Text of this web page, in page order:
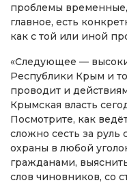
проблемы
главное, есть
как с той или иной
«Следующее —
Республики Крым и
проводит и
Крымская власть
Посмотрите, как
сложно сесть за руль
охраны в любой
гражданами,
слов чиновников, со